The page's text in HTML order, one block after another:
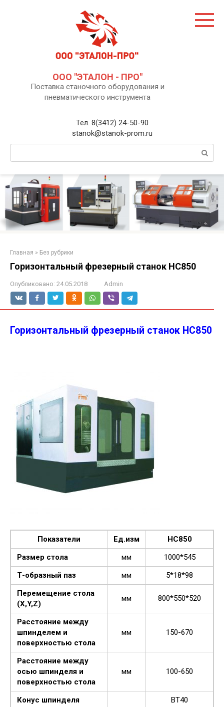
ООО "ЭТАЛОН - ПРО"
Поставка станочного оборудования и
пневматического инструмента
Тел. 8(3412) 24-50-90
stanok@stanok-prom.ru
Главная » Без рубрики
Горизонтальный фрезерный станок HC850
Опубликовано: 24.05.2018 Admin
Горизонтальный фрезерный станок HC850
Показатели Ед.изм
HC850
Размер стола
мм
1000*545
Т-образный паз
мм
5*18*98
Перемещение стола
(X,Y,Z)
мм 800*550*520
Расстояние между
шпинделем и
поверхностью стола
мм 150-670
Расстояние между
осью шпинделя и
поверхностью стола
мм 100-650
Конус шпинделя
ВТ40